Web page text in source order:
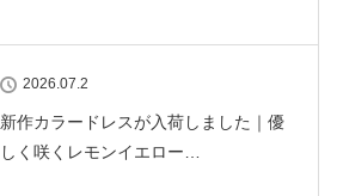
2026.07.2
新作カラードレスが入荷しました｜優
しく咲くレモンイエロー…